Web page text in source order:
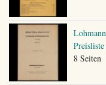
Lohmann
Preisliste
8 Seiten